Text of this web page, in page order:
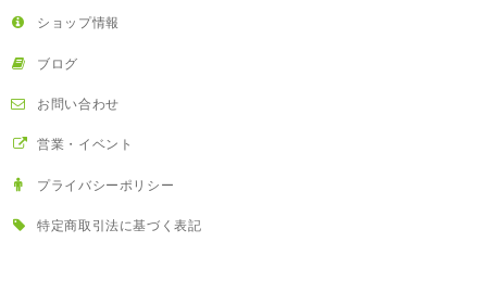
ショップ情報
ブログ
お問い合わせ
営業・イベント
プライバシーポリシー
特定商取引法に基づく表記